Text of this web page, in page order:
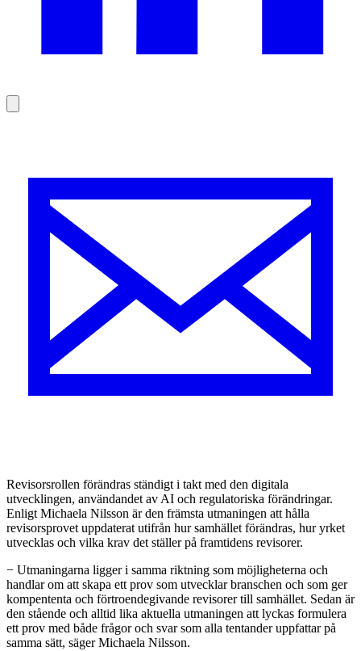
Revisorsrollen förändras ständigt i takt med den digitala
utvecklingen, användandet av AI och regulatoriska förändringar.
Enligt Michaela Nilsson är den främsta utmaningen att hålla
revisorsprovet uppdaterat utifrån hur samhället förändras, hur yrket
utvecklas och vilka krav det ställer på framtidens revisorer.
− Utmaningarna ligger i samma riktning som möjligheterna och
handlar om att skapa ett prov som utvecklar branschen och som ger
kompententa och förtroendegivande revisorer till samhället. Sedan är
den stående och alltid lika aktuella utmaningen att lyckas formulera
ett prov med både frågor och svar som alla tentander uppfattar på
samma sätt, säger Michaela Nilsson.